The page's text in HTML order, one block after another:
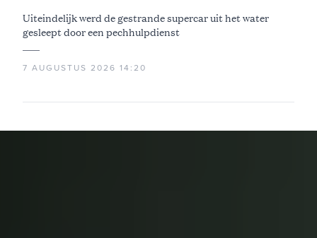
Uiteindelijk werd de gestrande supercar uit het water
gesleept door een pechhulpdienst
7 AUGUSTUS 2026 14:20